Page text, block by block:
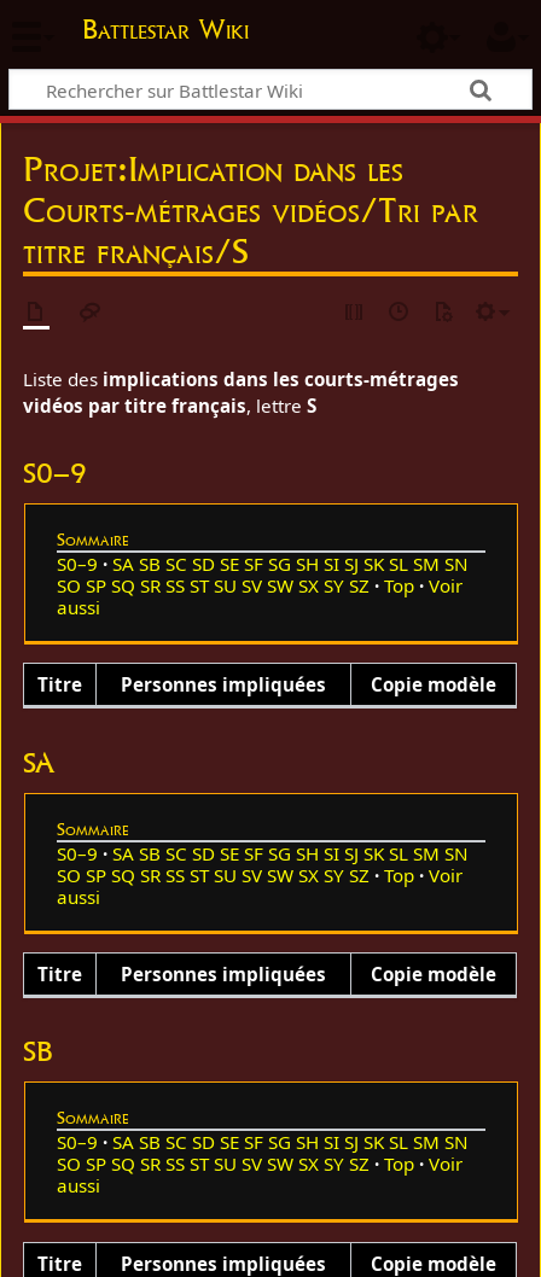
Battlestar Wiki
Projet:Implication dans les
Courts-métrages vidéos/Tri par
titre français/S
Liste des implications dans les courts-métrages
vidéos par titre français, lettreS
S0–9
Sommaire
S0–9 SA SB SC SD SE SF SG SH SI SJ SK SL SM SN
SO SP SQ SR SS ST SU SV SW SX SY SZ Top
Voir
aussi
Titre Personnes impliquées Copie modèle
SA
Sommaire
S0–9 SA SB SC SD SE SF SG SH SI SJ SK SL SM SN
SO SP SQ SR SS ST SU SV SW SX SY SZ Top
Voir
aussi
Titre Personnes impliquées Copie modèle
SB
Sommaire
S0–9 SA SB SC SD SE SF SG SH SI SJ SK SL SM SN
SO SP SQ SR SS ST SU SV SW SX SY SZ Top
Voir
aussi
Titre Personnes impliquées Copie modèle